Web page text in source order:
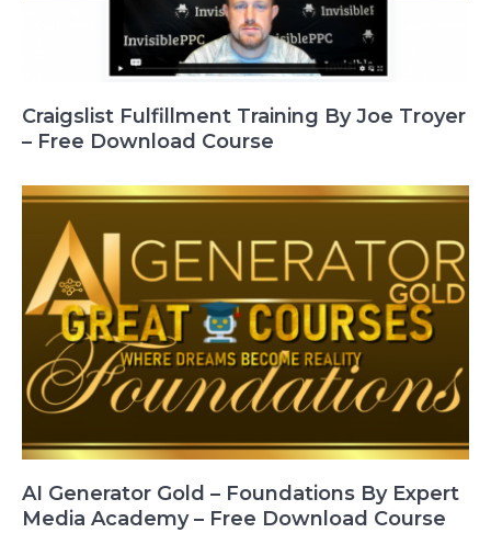
Craigslist Fulfillment Training By Joe Troyer
– Free Download Course
AI Generator Gold – Foundations By Expert
Media Academy – Free Download Course